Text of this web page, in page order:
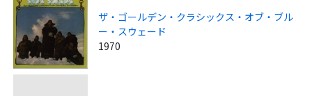
ザ・ゴールデン・クラシックス・オブ・ブル
ー・スウェード
1970